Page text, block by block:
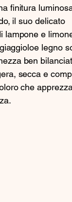
finitura
il suo delicato
lampone e
legno
ben
secca e
che